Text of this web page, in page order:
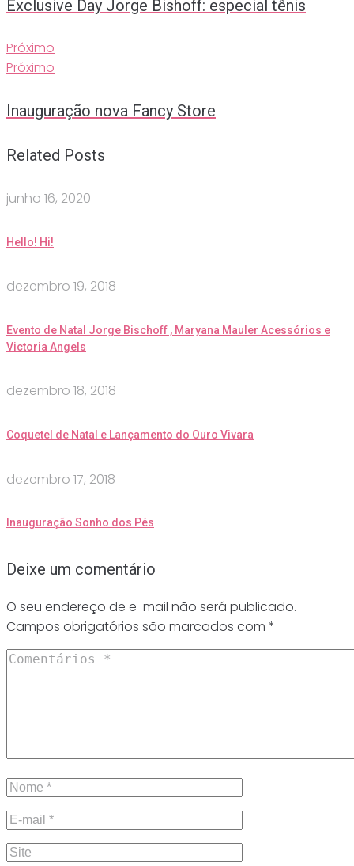
Exclusive Day Jorge Bishoff: especial tênis
Próximo
Próximo
Inauguração nova Fancy Store
Related Posts
junho 16, 2020
Hello! Hi!
dezembro 19, 2018
Evento de Natal Jorge Bischoff , Maryana Mauler Acessórios e
Victoria Angels
dezembro 18, 2018
Coquetel de Natal e Lançamento do Ouro Vivara
dezembro 17, 2018
Inauguração Sonho dos Pés
Deixe um comentário
O seu endereço de e-mail não será publicado.
Campos obrigatórios são marcados com *